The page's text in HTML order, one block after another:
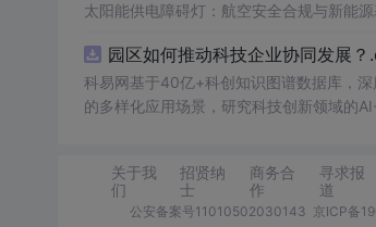
太阳能供电障碍灯：航空安全合规与新能
园区如何推动科技企业协同发展
科易网基于40亿+科创知识图谱数据库，
的多样化应用场景，研究科技创新领域的
关于我
们
招贤纳
士
商务合
作
寻求报
道
公安备案号11010502030143 京ICP备